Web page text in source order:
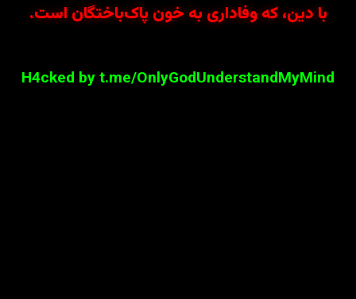
با دین، که وفاداری به خون پاک‌باختگان است.
H4cked by t.me/OnlyGodUnderstandMyMind